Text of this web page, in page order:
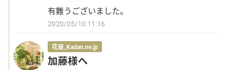
有難うございました。
2020/05/10 11:16
花屋_Kadan.ne.jp
加藤様へ